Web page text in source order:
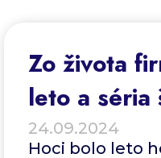
Zo života
leto a séria
24.09.2024
Hoci bolo leto